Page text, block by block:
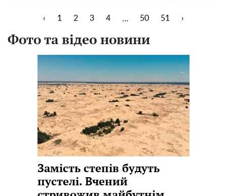
‹ 1 2 3 4 ... 50 51 ›
Фото та відео новини
Замість степів будуть
пустелі. Вчений